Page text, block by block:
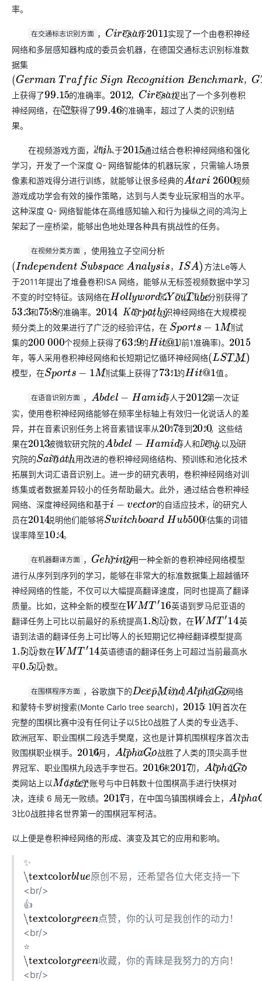
率。
在交通标志识别方面 ， Ciresan
等人于2011年实现了一个由卷积神经
网络和多层感知器构成的委员会机器，在德国交通标志识别标准数
据集
，
(German Traffic Sign R ecogni tion Benchmark，GTSRB)
上获得了99.15%的准确率。 2012年， Ciresan
等人提出了一个多列卷积
神经网络，在GTSRB
上获得了99.46% 的准确率，超过了人类的识别结
果。
在视频游戏方面， Mnih
等人于2015年通过结合卷积神经网络和强化
学习，开发了一个深度 Q- 网络智能体的机器玩家 ，只需输人场景
像素和游戏得分进行训练，就能够让很多经典的Atari 2600
视频
游戏成功学会有效的操作策略，达到与人类专业玩家相当的水平。
这种深度 Q- 网络智能体在高维感知输入和行为操纵之间的鸿沟上
架起了一座桥梁，能够出色地处理各种具有挑战性的任务。
在视频分类方面 ，使用独立子空间分析
，
(Independent Subspace Anal ysis，ISA)
方法Le等人
于2011年提出了堆叠卷积ISA 网络，能够从无标签视频数据中学习
不变的时空特征。该网络在Hollyword 2 和YouTube
数据集上分别获得了
53.3%和75.8%的准确率。2014
年， Karpathy
等人对卷积神经网络在大规模视
频分类上的效果进行了广泛的经验评估，在 Sports−1 M
测试
集的200 000 个视频上获得了63.9%的Hit@1
值(即前1准确率)。 2015
年， Ng
等人采用卷积神经网络和长短期记忆循环神经网络(LSTM)
的混合
模型，在Sports−1 M 测试集上获得了73.1%的 值
Hit@1值 。
在语音识别方面 ， Abdel− Ha mid 等人于2012年第一次证
实，使用卷积神经网络能够在频率坐标轴上有效归一化说话人的差
异，并在TIMIT
音素识别任务上将音素错误率从20.7%降到20.0%。这些结
果在2013年被微软研究院的Abdel− Ha mid 等人和Deng
等人以及IBM
研
究院的Sainath
等人使用改进的卷积神经网络结构、预训练和池化技术
拓展到大词汇语音识别上。进一步的研究表明，卷积神经网络对训
练集或者数据差异较小的任务帮助最大。此外，通过结合卷积神经
网络、深度神经网络和基于i− ve ctor 的自适应技术，IBM
的研究人
员在2014年说明他们能够将Switchboard Hu b500
评估集的词错
误率降至10.4%。
在机器翻译方面 ， Gehring
等人使用一种全新的卷积神经网络模型
进行从序列到序列的学习，能够在非常大的标准数据集上超越循环
神经网络的性能，不仅可以大幅提高翻译速度，同时也提高了翻译
质量。比如，这种全新的模型在WMT′16
英语到罗马尼亚语的
翻译任务上可比以前最好的系统提高1.8的BLEU
分数，在WMT′14
英
语到法语的翻译任务上可比Wu
等人的长短期记忆神经翻译模型提高
1.5的BLEU
分数在WMT′14
英语德语的翻译任务上可超过当前最高水
平0.5的BLEU
分数。
在围棋程序方面 ，谷歌旗下的DeepMind
公司开发的AlphaGo
利用深层网络
和蒙特卡罗树搜索(Monte Carlo tree search)， 2015
年 10月首次在
完整的围棋比赛中没有任何让子以5比0战胜了人类的专业选手、
欧洲冠军、职业围棋二段选手樊麾，这也是计算机围棋程序首次击
败围棋职业棋手。 2016
年3
月， AlphaGo
又以4比1战胜了人类的顶尖高手世
界冠军、职业围棋九段选手李世石。 2016年末2017年初， AlphaGo
在中国棋
类网站上以Master
为注册账号与中日韩数十位围棋高手进行快棋对
决，连续 6 局无一败绩。 2017
年5
月，在中国乌镇围棋峰会上， AlphaGo
以
3比0战胜排名世界第一的围棋冠军柯洁。
以上便是卷积神经网络的形成、演变及其它的应用和影响。
✨
原创 不易，还希望各位大佬支持一下
\textcolorblue原创不易， 还希望各位大佬支持一下
<br/>
👍
点赞，你的认可是我创作的动力 ！
\textcolorgreen点赞，你的认可是我创作的动力！
<br/>
⭐️
收藏，你的青睐是我努力的方向 ！
\textcolorgreen收藏，你的青睐是我努力的方向！
<br/>